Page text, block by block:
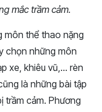
mắc trầm cảm.
môn thể thao nặng
chọn những môn
xe, khiêu vũ,… rèn
là những bài tập
trầm cảm. Phương